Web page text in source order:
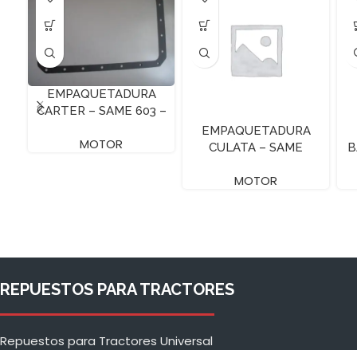
EMPAQUETADURA
CARTER – SAME 603 –
MOTOR
EMPAQUETADURA
CULATA – SAME
MOTOR
REPUESTOS PARA TRACTORES
Repuestos para Tractores Universal